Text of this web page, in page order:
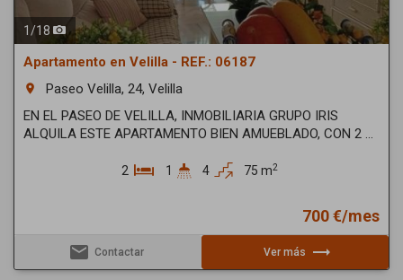
1 /18
Apartamento en Velilla - REF.: 06187
room
Paseo Velilla, 24, Velilla
EN EL PASEO DE VELILLA, INMOBILIARIA GRUPO IRIS
ALQUILA ESTE APARTAMENTO BIEN AMUEBLADO, CON 2 ...
2 1 4 75 m2
700 €/mes
email Contactar Ver más trending_flat